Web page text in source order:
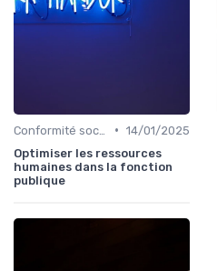
• 14/01/2025
Optimiser les ressources
humaines dans la fonction
publique